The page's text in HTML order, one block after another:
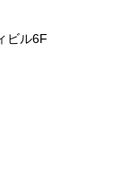
ビル6F